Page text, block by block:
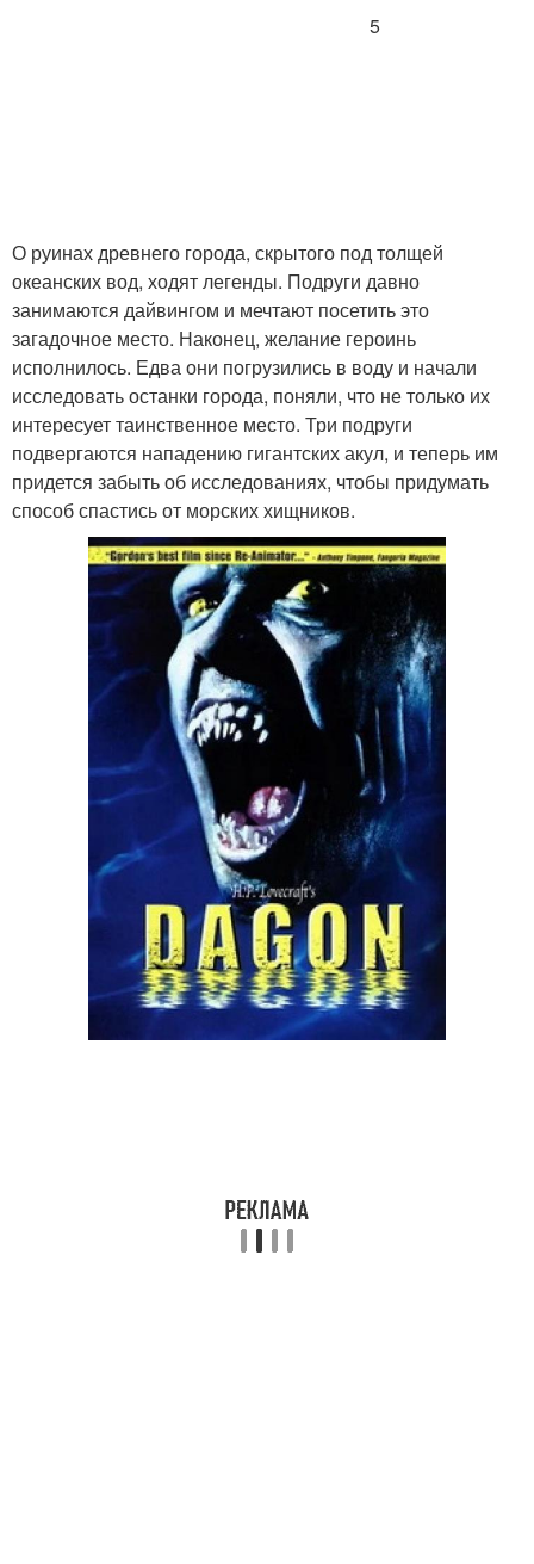
5
О руинах древнего города, скрытого под толщей
океанских вод, ходят легенды. Подруги давно
занимаются дайвингом и мечтают посетить это
загадочное место. Наконец, желание героинь
исполнилось. Едва они погрузились в воду и начали
исследовать останки города, поняли, что не только их
интересует таинственное место. Три подруги
подвергаются нападению гигантских акул, и теперь им
придется забыть об исследованиях, чтобы придумать
способ спастись от морских хищников.